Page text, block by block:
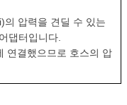
압력을 견딜 수 있는
댑터입니다.
연결했으므로 호스의 압